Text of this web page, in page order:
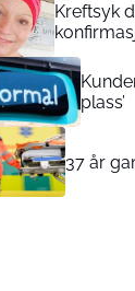
Kreftsyk
plass’
37 år